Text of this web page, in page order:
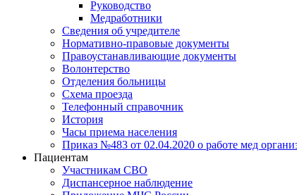
Руководство
Медработники
Сведения об учредителе
Нормативно-правовые документы
Правоустанавливающие документы
Волонтерство
Отделения больницы
Схема проезда
Телефонный справочник
История
Часы приема населения
Приказ №483 от 02.04.2020 о работе мед
Пациентам
Участникам СВО
Диспансерное наблюдение